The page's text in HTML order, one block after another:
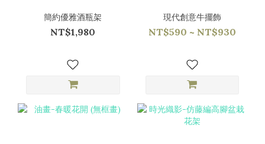
簡約優雅酒瓶架
NT$1,980
現代創意牛擺飾
NT$590 ~ NT$930